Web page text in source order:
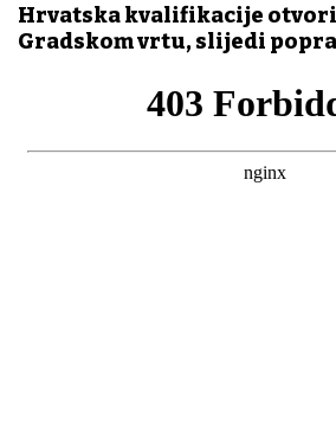
Hrvatska kvalifikacije
Gradskom vrtu, slijedi